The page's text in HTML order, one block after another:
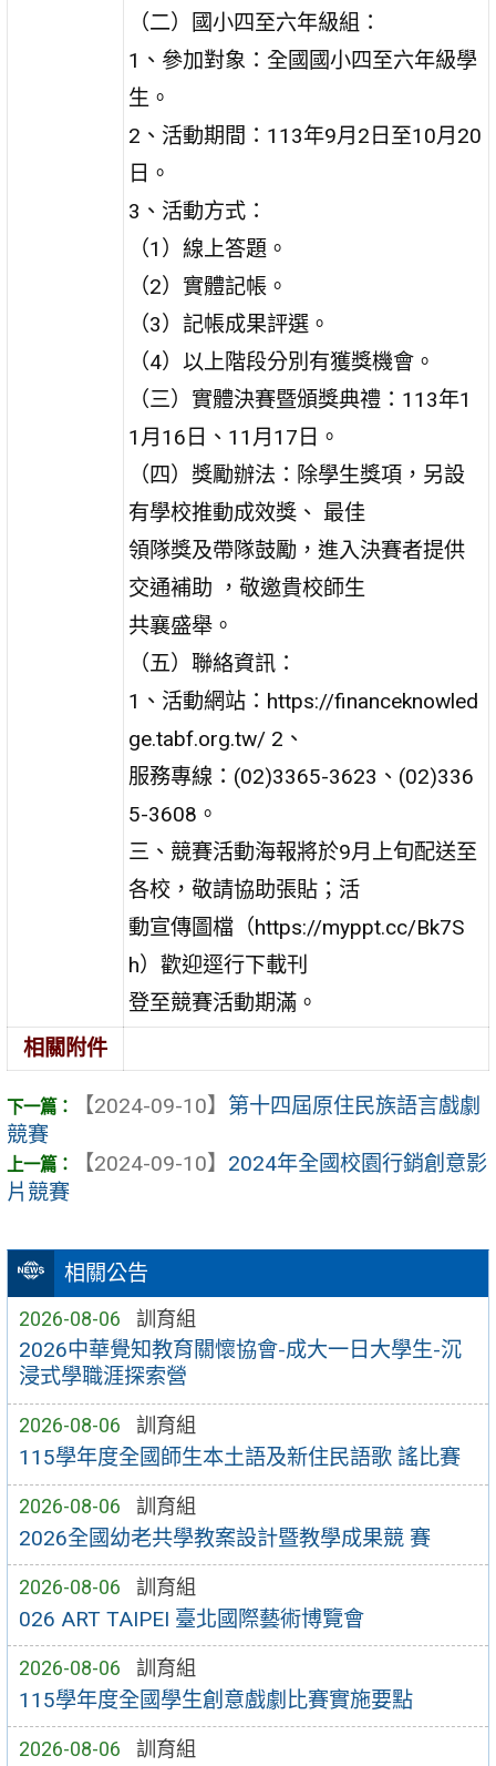
相關公告
2026-08-06 訓育組
2026中華覺知教育關懷協會-成大一日大學生-沉
浸式學職涯探索營
2026-08-06 訓育組
115學年度全國師生本土語及新住民語歌 謠比賽
2026-08-06 訓育組
2026全國幼老共學教案設計暨教學成果競 賽
2026-08-06 訓育組
026 ART TAIPEI 臺北國際藝術博覽會
2026-08-06 訓育組
115學年度全國學生創意戲劇比賽實施要點
2026-08-06 訓育組
（二）國小四至六年級組：
1、參加對象：全國國小四至六年級學
生。
2、活動期間：113年9月2日至10月20
日。
3、活動方式：
（1）線上答題。
（2）實體記帳。
（3）記帳成果評選。
（4）以上階段分別有獲獎機會。
（三）實體決賽暨頒獎典禮：113年1
1月16日、11月17日。
（四）獎勵辦法：除學生獎項，另設
有學校推動成效獎、 最佳
領隊獎及帶隊鼓勵，進入決賽者提供
交通補助 ，敬邀貴校師生
共襄盛舉。
（五）聯絡資訊：
1、活動網站：https://financeknowled
ge.tabf.org.tw/ 2、
服務專線：(02)3365-3623、(02)336
5-3608。
三、競賽活動海報將於9月上旬配送至
各校，敬請協助張貼；活
動宣傳圖檔（https://myppt.cc/Bk7S
h）歡迎逕行下載刊
登至競賽活動期滿。
相關附件
【2024-09-10】 第十四屆原住民族語言戲劇
競賽
【2024-09-10】 2024年全國校園行銷創意影
片競賽